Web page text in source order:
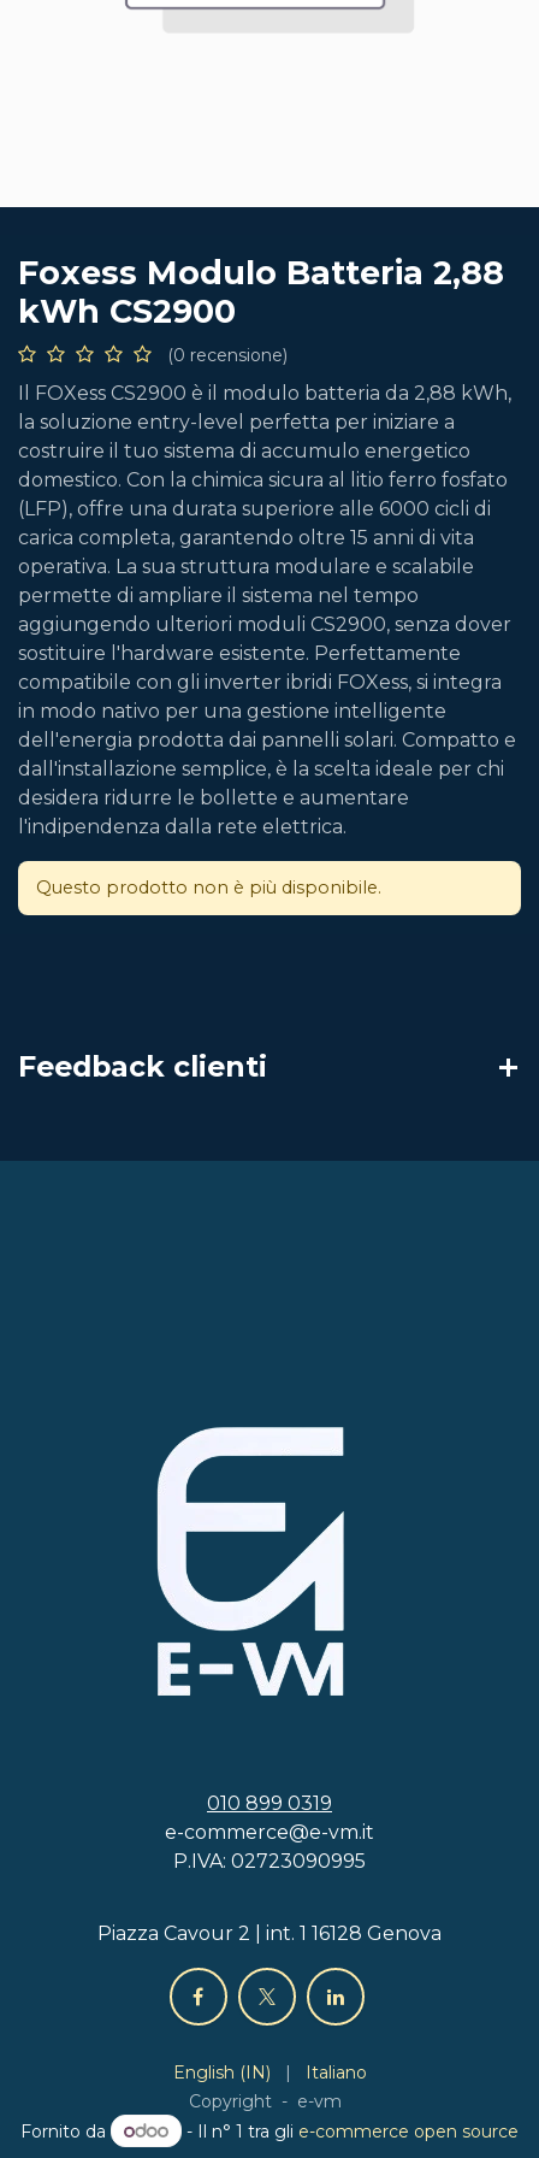
Foxess Modulo Batteria 2,88
kWh CS2900
(0 recensione)
Il FOXess CS2900 è il modulo batteria da 2,88 kWh,
la soluzione entry-level perfetta per iniziare a
costruire il tuo sistema di accumulo energetico
domestico. Con la chimica sicura al litio ferro fosfato
(LFP), offre una durata superiore alle 6000 cicli di
carica completa, garantendo oltre 15 anni di vita
operativa. La sua struttura modulare e scalabile
permette di ampliare il sistema nel tempo
aggiungendo ulteriori moduli CS2900, senza dover
sostituire l'hardware esistente. Perfettamente
compatibile con gli inverter ibridi FOXess, si integra
in modo nativo per una gestione intelligente
dell'energia prodotta dai pannelli solari. Compatto e
dall'installazione semplice, è la scelta ideale per chi
desidera ridurre le bollette e aumentare
l'indipendenza dalla rete elettrica.
Questo prodotto non è più disponibile.
Feedback clienti
010 899 0319
e-commerce@e-vm.it
P.IVA: 02723090995
Piazza Cavour 2 | int. 1 16128 Genova
Copyright - e-vm
English (IN) | Italiano
Fornito da - Il n° 1 tra gli e-commerce open source